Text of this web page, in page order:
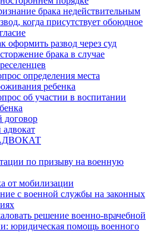
брака недействительным
когда присутствует обоюдное
оформить развод через суд
брака в случае
определения места
ребенка
об участии в воспитании
договор
по призыву на военную
от мобилизации
с военной службы на законных
решение военно-врачебной
юридическая помощь военного